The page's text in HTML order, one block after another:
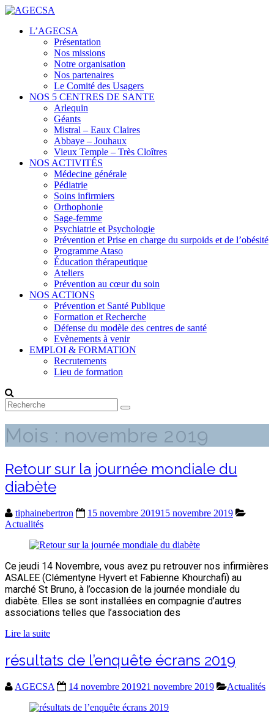
AGECSA
Centres de santé
L’AGECSA
Présentation
Nos missions
Notre organisation
Nos partenaires
Le Comité des Usagers
NOS 5 CENTRES DE SANTE
Arlequin
Géants
Mistral – Eaux Claires
Abbaye – Jouhaux
Vieux Temple – Très Cloîtres
NOS ACTIVITÉS
Médecine générale
Pédiatrie
Soins infirmiers
Orthophonie
Sage-femme
Psychiatrie et Psychologie
Prévention et Prise en charge du surpoids et de l’obésité
Programme Ataso
Éducation thérapeutique
Ateliers
Prévention au cœur du soin
NOS ACTIONS
Prévention et Santé Publique
Formation et Recherche
Défense du modèle des centres de santé
Evènements à venir
EMPLOI & FORMATION
Recrutements
Lieu de formation
Mois : novembre 2019
Retour sur la journée mondiale du
diabète
tiphainebertron 15 novembre 201915 novembre 2019
Actualités
Ce jeudi 14 Novembre, vous avez pu retrouver nos infirmières
ASALEE (Clémentyne Hyvert et Fabienne Khourchafi) au
marché St Bruno, à l’occasion de la journée mondiale du
diabète. Elles se sont installées en compagnie d’autres
associations telles que l’association des
Lire la suite
résultats de l’enquête écrans 2019
AGECSA 14 novembre 201921 novembre 2019 Actualités